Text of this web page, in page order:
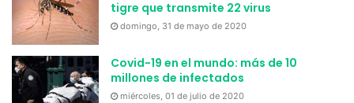
tigre que transmite 22 virus
domingo, 31 de mayo de 2020
Covid-19 en el mundo: más de 10
millones de infectados
miércoles, 01 de julio de 2020